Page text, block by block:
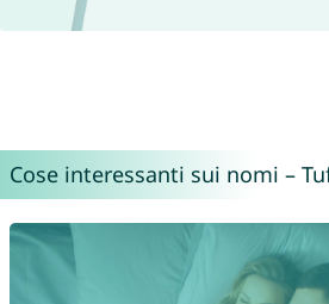
Cose interessanti sui nomi –